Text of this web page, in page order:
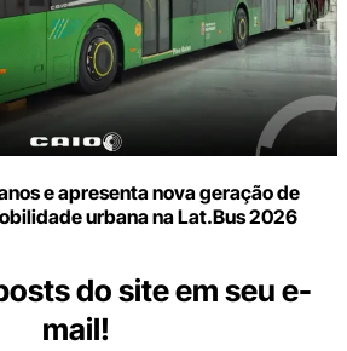
e apresenta nova geração de
urbana na Lat.Bus 2026
do site em seu e-
mail!